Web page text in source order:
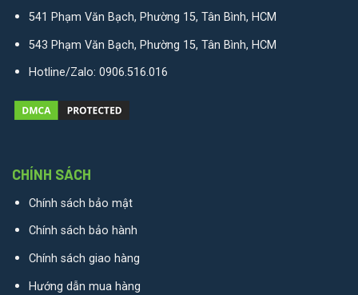
541 Phạm Văn Bạch, Phường 15, Tân Bình, HCM
543 Phạm Văn Bạch, Phường 15, Tân Bình, HCM
Hotline/Zalo: 0906.516.016
CHÍNH SÁCH
Chính sách bảo mật
Chính sách bảo hành
Chính sách giao hàng
Hướng dẫn mua hàng